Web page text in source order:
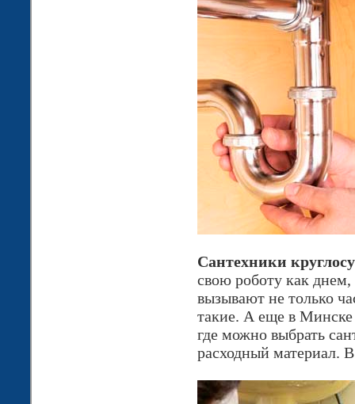
Сантехники
свою роботу как днем,
вызывают не только
такие. А еще в Минске
где можно выбрать
расходный материал.